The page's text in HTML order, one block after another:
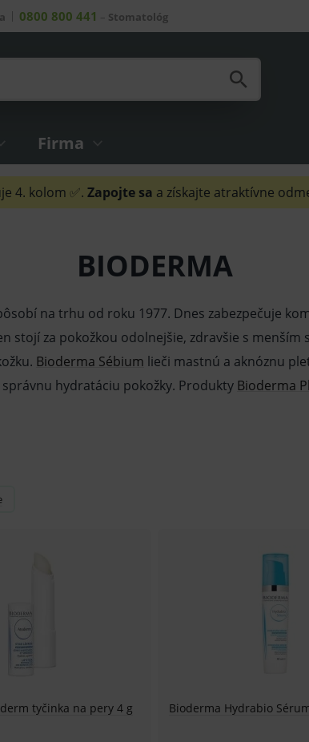
0800 800 441 – Stomatológ
Firma
4. kolom ✅. Zapojte sa a získajte atraktívne
BIODERMA
na trhu od roku 1977. Dnes zabezpečuje
stojí za pokožkou odolnejšie, zdravšie s menším
Bioderma Sébium lieči mastnú a aknóznu
hydratáciu pokožky. Produkty Bioderma
tyčinka na pery 4 g Bioderma Hydrabio